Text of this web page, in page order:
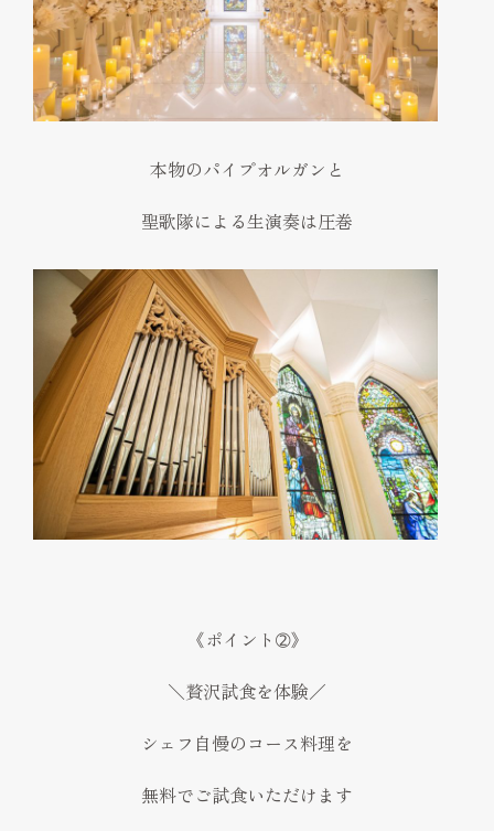
本物のパイプオルガンと
聖歌隊による生演奏は圧巻
《ポイント➁》
＼贅沢試食を体験／
シェフ自慢のコース料理を
無料でご試食いただけます